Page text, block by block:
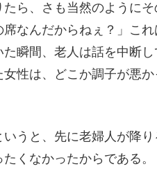
ら、さも当然のように
なんだからねぇ？」こ
瞬間、老人は話を中断
性は、どこか調子が悪
うと、先に老婦人が降
くなかったからである。